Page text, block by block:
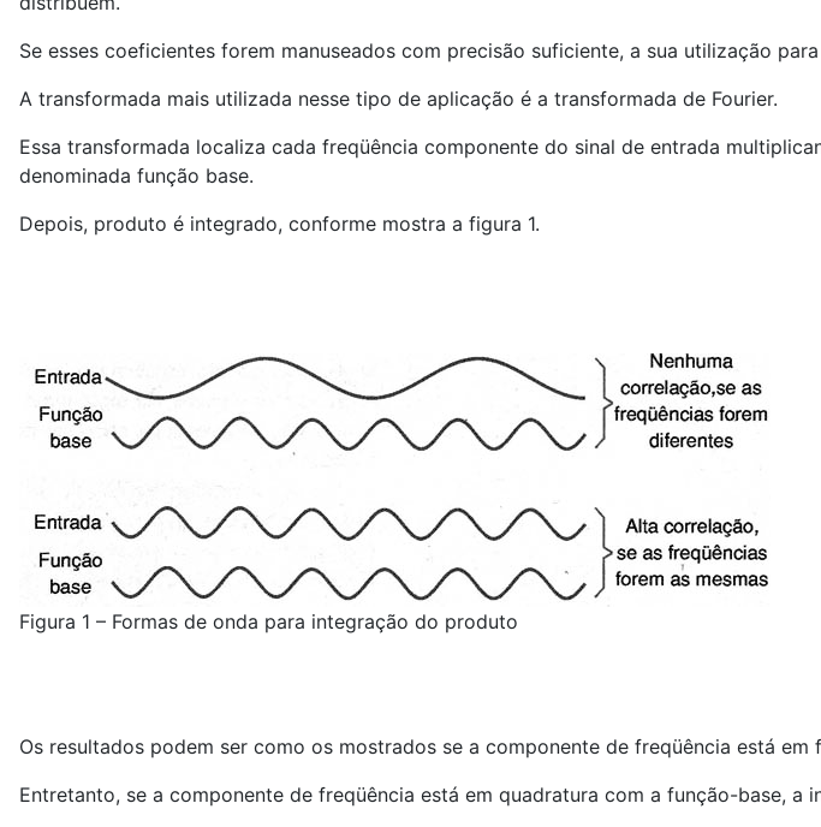
Se esses coeficientes forem manuseados com precisão suficiente, a sua utilização
A transformada mais utilizada nesse tipo de aplicação é a transformada de Fourier.
Essa transformada localiza cada freqüência componente do sinal de entrada
denominada função base.
Depois, produto é integrado, conforme mostra a figura 1.
Figura 1 – Formas de onda para integração do produto
Os resultados podem ser como os mostrados se a componente de freqüência está em
Entretanto, se a componente de freqüência está em quadratura com a função-base, a